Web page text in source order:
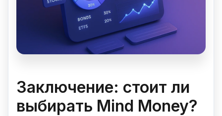
Заключение: стоит ли
выбирать Mind Money?